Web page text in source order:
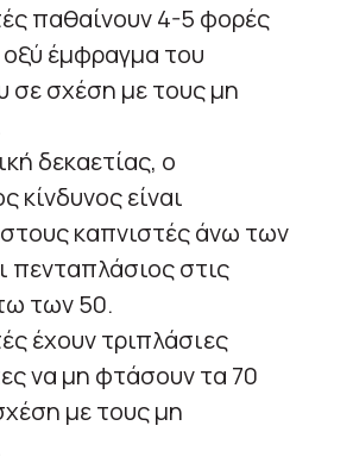
παθαίνουν 4-5 φορές
έμφραγμα του
σε σχέση με τους μη
δεκαετίας, ο
κίνδυνος είναι
καπνιστές άνω των
πενταπλάσιος στις
των 50.
έχουν τριπλάσιες
να μη φτάσουν τα 70
με τους μη